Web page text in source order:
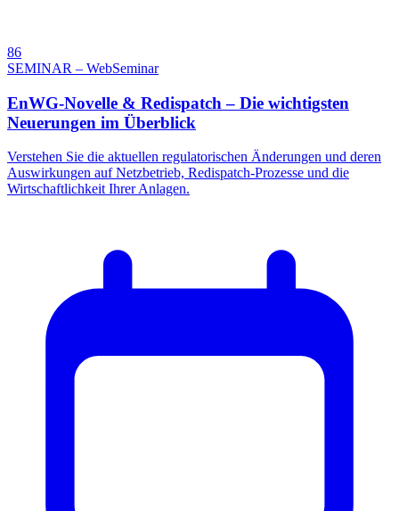
86
SEMINAR – WebSeminar
EnWG-Novelle & Redispatch – Die wichtigsten
Neuerungen im Überblick
Verstehen Sie die aktuellen regulatorischen Änderungen und deren
Auswirkungen auf Netzbetrieb, Redispatch-Prozesse und die
Wirtschaftlichkeit Ihrer Anlagen.